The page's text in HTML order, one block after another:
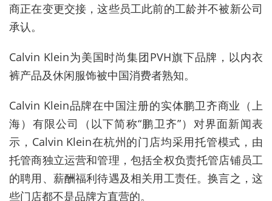
商正在变更交接，这些员工此前的工龄并不被新公司
承认。
Calvin Klein为美国时尚集团PVH旗下品牌，以内衣
裤产品及休闲服饰被中国消费者熟知。
Calvin Klein品牌在中国注册的实体鹏卫齐商业（上
海）有限公司（以下简称“鹏卫齐”）对界面新闻表
示，Calvin Klein在杭州的门店均采用托管模式，由
托管商独立运营和管理，包括全权负责托管店铺员工
的聘用、薪酬福利待遇及相关用工责任。换言之，这
些门店都不是品牌方直营的。